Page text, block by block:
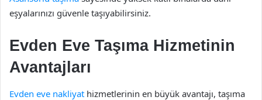
eşyalarınızı güvenle taşıyabilirsiniz.
Evden Eve Taşıma Hizmetinin
Avantajları
Evden eve nakliyat hizmetlerinin en büyük avantajı, taşıma